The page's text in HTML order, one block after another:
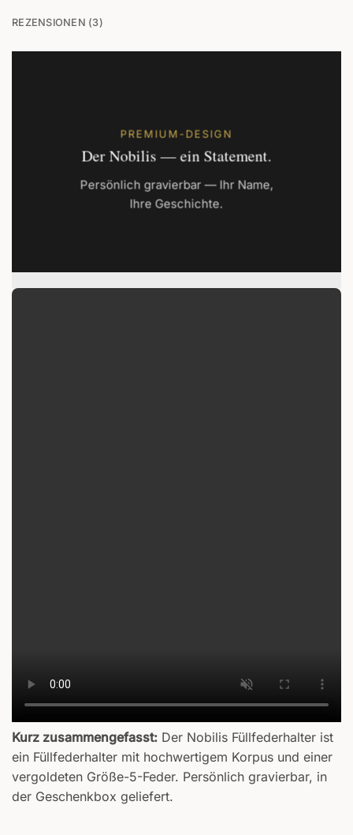
REZENSIONEN (3)
PREMIUM-DESIGN
Der Nobilis — ein Statement.
Persönlich gravierbar — Ihr Name,
Ihre Geschichte.
Kurz zusammengefasst: Der Nobilis Füllfederhalter ist
ein Füllfederhalter mit hochwertigem Korpus und einer
vergoldeten Größe-5-Feder. Persönlich gravierbar, in
der Geschenkbox geliefert.